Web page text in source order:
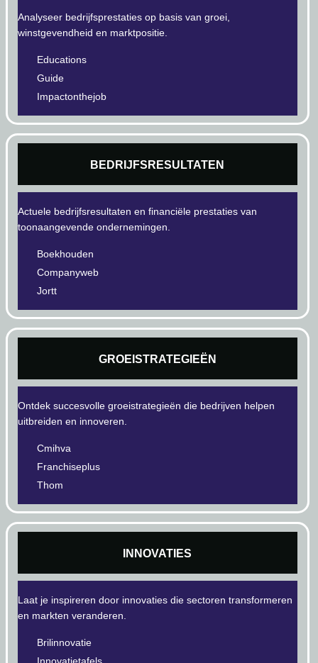
Analyseer bedrijfsprestaties op basis van groei,
winstgevendheid en marktpositie.
Educations
Guide
Impactonthejob
BEDRIJFSRESULTATEN
Actuele bedrijfsresultaten en financiële prestaties van
toonaangevende ondernemingen.
Boekhouden
Companyweb
Jortt
GROEISTRATEGIEËN
Ontdek succesvolle groeistrategieën die bedrijven helpen
uitbreiden en innoveren.
Cmihva
Franchiseplus
Thom
INNOVATIES
Laat je inspireren door innovaties die sectoren transformeren
en markten veranderen.
Brilinnovatie